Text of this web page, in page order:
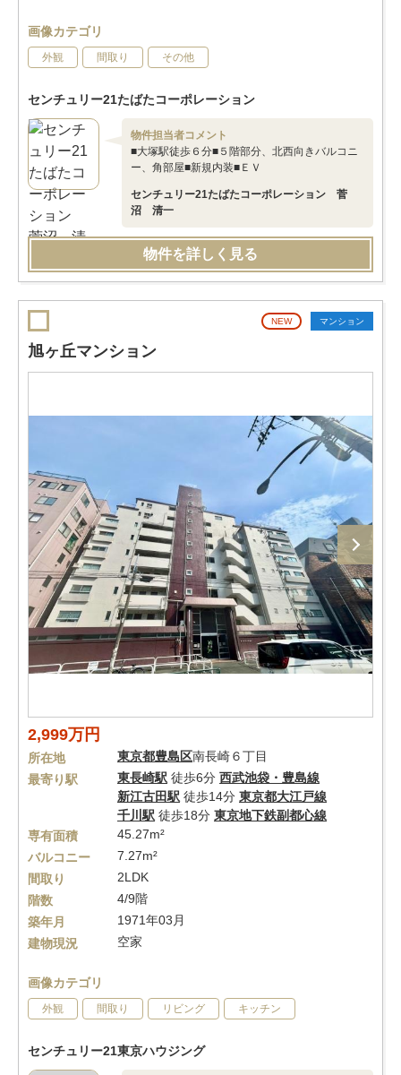
画像カテゴリ
外観 間取り その他
センチュリー21たばたコーポレーション
物件担当者コメント
■大塚駅徒歩６分■５階部分、北西向きバルコニ
ー、角部屋■新規内装■ＥＶ
センチュリー21たばたコーポレーション 菅
沼 清一
物件を詳しく見る
NEW マンション
旭ヶ丘マンション
2,999万円
所在地 東京都豊島区南長崎６丁目
最寄り駅
東長崎駅 徒歩6分 西武池袋・豊島線
新江古田駅 徒歩14分 東京都大江戸線
千川駅 徒歩18分 東京地下鉄副都心線
専有面積
45.27m²
バルコニー
7.27m²
間取り
2LDK
階数
4/9階
築年月
1971年03月
建物現況
空家
画像カテゴリ
外観 間取り リビング キッチン
センチュリー21東京ハウジング